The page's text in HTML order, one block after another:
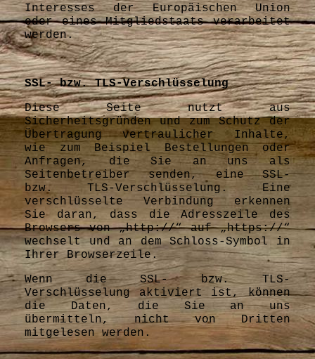
Interesses der Europäischen Union
oder eines Mitgliedstaats verarbeitet
werden.
SSL- bzw. TLS-Verschlüsselung
Diese Seite nutzt aus
Sicherheitsgründen und zum Schutz der
Übertragung vertraulicher Inhalte,
wie zum Beispiel Bestellungen oder
Anfragen, die Sie an uns als
Seitenbetreiber senden, eine SSL-
bzw. TLS-Verschlüsselung. Eine
verschlüsselte Verbindung erkennen
Sie daran, dass die Adresszeile des
Browsers von „http://“ auf „https://“
wechselt und an dem Schloss-Symbol in
Ihrer Browserzeile.
Wenn die SSL- bzw. TLS-
Verschlüsselung aktiviert ist, können
die Daten, die Sie an uns
übermitteln, nicht von Dritten
mitgelesen werden.